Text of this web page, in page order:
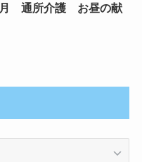
通所介護 お昼の献